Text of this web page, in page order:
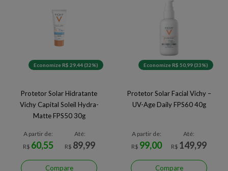
Economize R$ 29,44 (32%)
Protetor Solar Hidratante
Vichy Capital Soleil Hydra-
Matte FPS50 30g
A partir de:
R$ 60,55
Até:
R$ 89,99
Compare
Economize R$ 50,99 (33%)
Protetor Solar Facial Vichy –
UV-Age Daily FPS60 40g
A partir de:
R$ 99,00
Até:
R$ 149,99
Compare